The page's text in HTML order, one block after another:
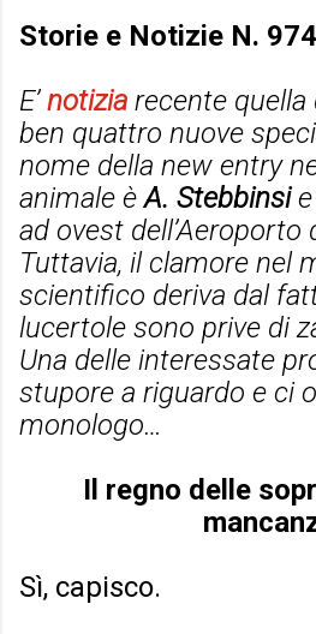
Storie e Notizie N. 974
E’notizia recente
ben quattro nuove
nome della new entry
animale èA. Stebbinsie
ad ovest dell’Aeroporto
Tuttavia, il clamore nel
scientifico deriva dal
lucertole sono prive di
Una delle interessate
stupore a riguardo e ci
monologo…
Il regno delle
Sì, capisco.